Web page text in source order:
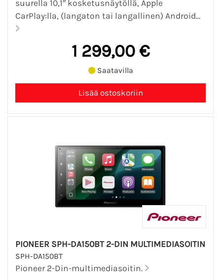
suurella 10,1″ kosketusnäytöllä, Apple
CarPlay:lla, (langaton tai langallinen) Android...
1 299,00 €
Saatavilla
PIONEER SPH-DA150BT 2-DIN MULTIMEDIASOITIN
SPH-DA150BT
Pioneer 2-Din-multimediasoitin.